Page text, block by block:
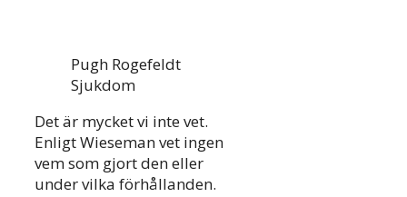
Pugh Rogefeldt
Sjukdom
Det är mycket vi inte vet.
Enligt Wieseman vet ingen
vem som gjort den eller
under vilka förhållanden.